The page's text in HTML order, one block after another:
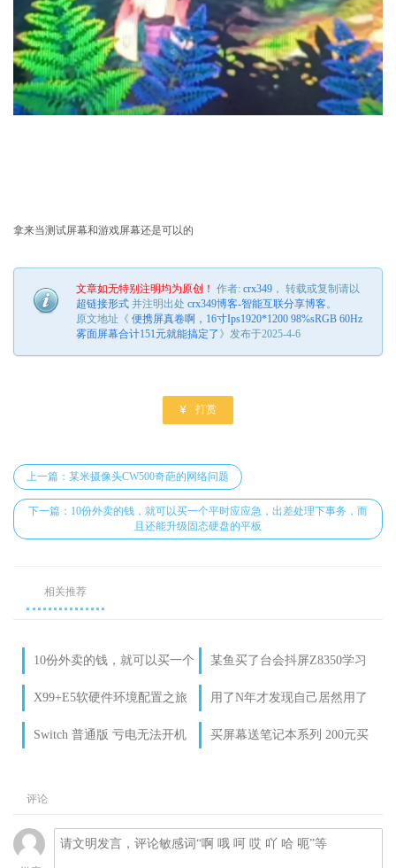
拿来当测试屏幕和游戏屏幕还是可以的
文章如无特别注明均为原创！ 作者: crx349 ， 转载或复制请以
超链接形式 并注明出处 crx349博客-智能互联分享博客。
原文地址《 便携屏真卷啊，16寸Ips1920*1200 98%sRGB 60Hz
雾面屏幕合计151元就能搞定了 》发布于2025-4-6
 打赏
上一篇：某米摄像头CW500奇葩的网络问题
下一篇：10份外卖的钱，就可以买一个平时应应急，出差处理下事务，而
且还能升级固态硬盘的平板
相关推荐
10份外卖的钱，就可以买一个
板
某鱼买了台会抖屏Z8350学习
平板 音乐MP3走起
X99+E5软硬件环境配置之旅
用了N年才发现自己居然用了
一款奇葩的intel的i3 7代错版
cpu
Switch 普通版 亏电无法开机
买屏幕送笔记本系列 200元买
评论